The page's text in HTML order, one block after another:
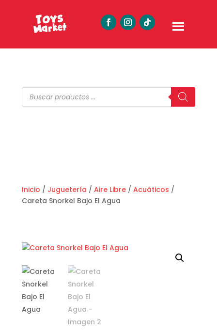
Búsqueda
de
productos
Inicio / Juguetería / Aire Libre/ Acuáticos /
Careta Snorkel Bajo El Agua